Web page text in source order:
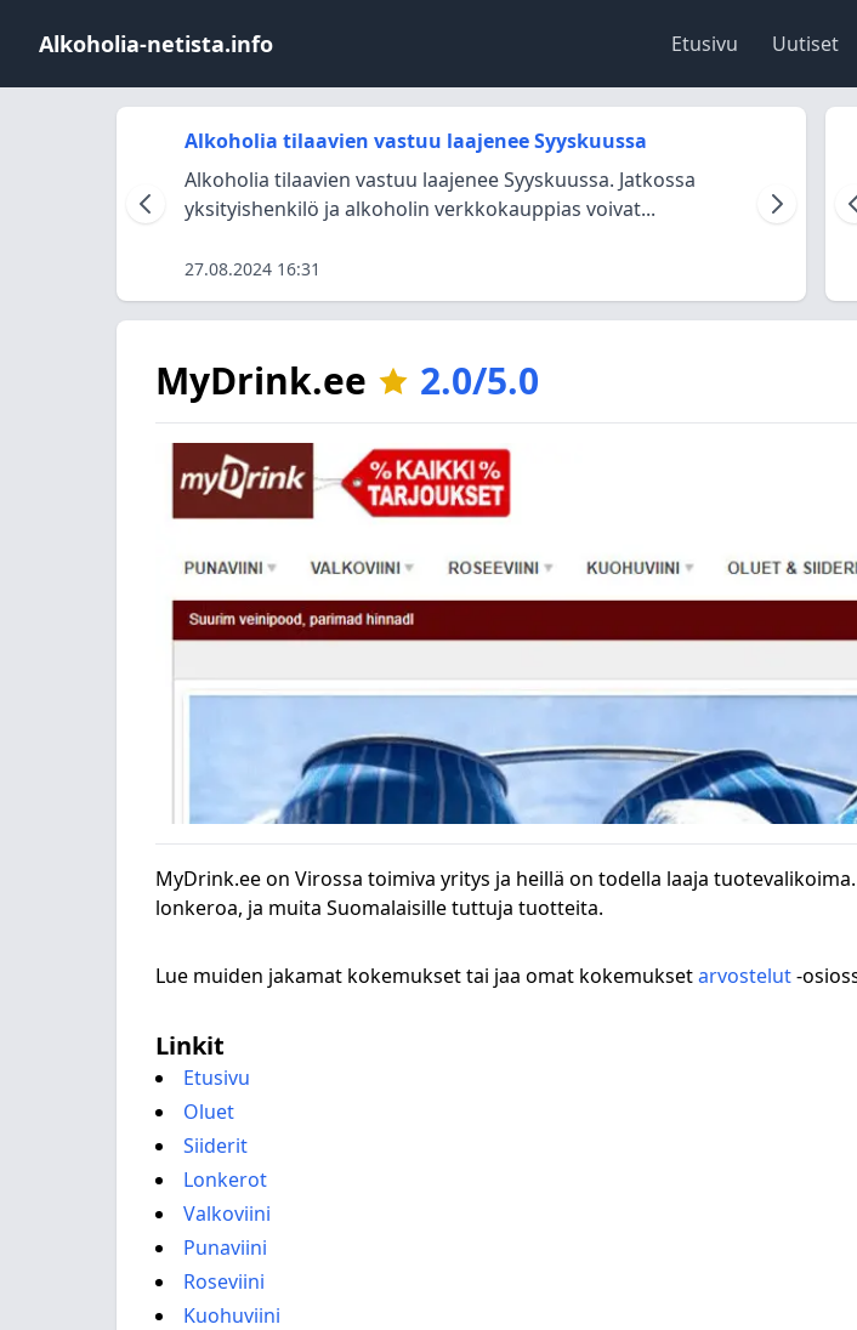
Alkoholia-netista.info Etusivu Uutiset
Alkoholia tilaavien vastuu laajenee Syyskuussa
Alkoholia tilaavien vastuu laajenee Syyskuussa. Jatkossa
yksityishenkilö ja alkoholin verkkokauppias voivat...
27.08.2024 16:31
MyDrink.ee 2.0/5.0
MyDrink.ee on Virossa toimiva yritys ja heillä on todella laaja
lonkeroa, ja muita Suomalaisille tuttuja tuotteita.
Lue muiden jakamat kokemukset tai jaa omat kokemuksetarvostelut-
Linkit
Etusivu
Oluet
Siiderit
Lonkerot
Valkoviini
Punaviini
Roseviini
Kuohuviini